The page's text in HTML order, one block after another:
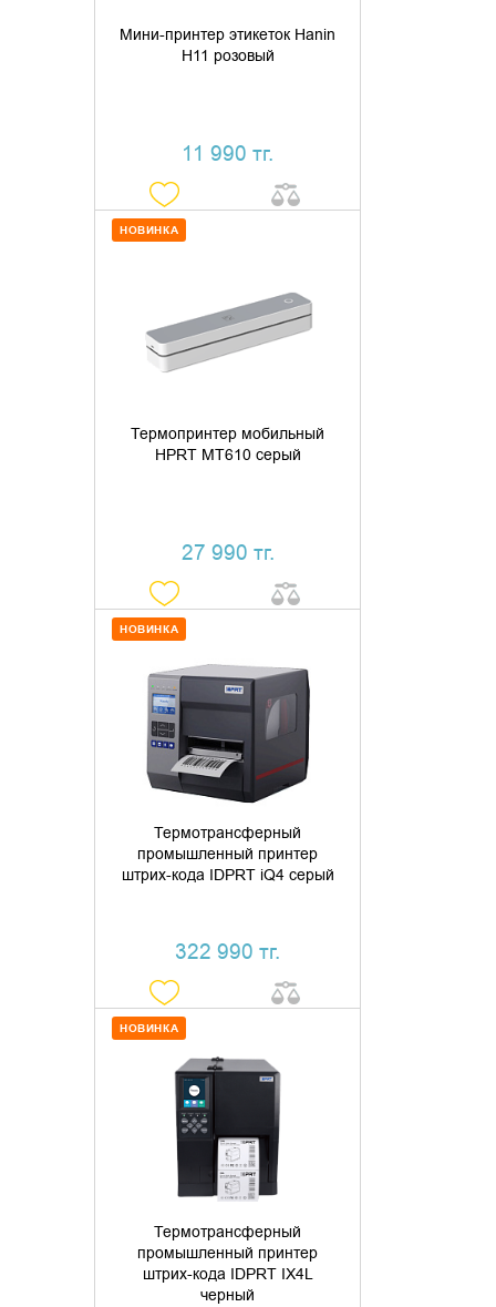
Мини-принтер этикеток Hanin
H11 розовый
11 990 тг.
Термопринтер мобильный
HPRT MT610 серый
27 990 тг.
НОВИНКА
КУПИТЬ В 1 КЛИК
Термотрансферный
промышленный принтер
штрих-кода IDPRT iQ4 серый
322 990 тг.
НОВИНКА
ДОБАВИТЬ В КОРЗИНУ
КУПИТЬ В 1 КЛИК
Термотрансферный
промышленный принтер
штрих-кода IDPRT IX4L
черный
НОВИНКА
ДОБАВИТЬ В КОРЗИНУ
КУПИТЬ В 1 КЛИК